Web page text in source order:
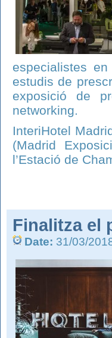
especialistes
estudis de
exposició de
networking.
InteriHotel
(Madrid
l’Estació de
Finalitza el
Date: 31/03/